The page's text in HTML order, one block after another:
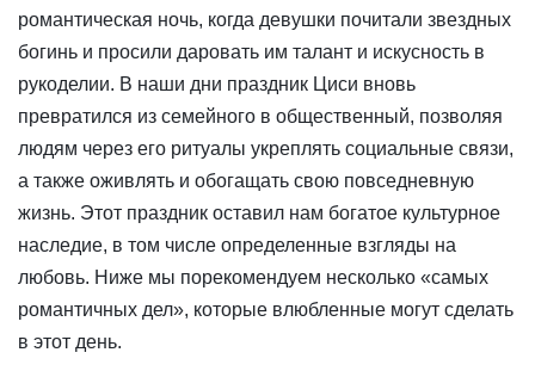
романтическая ночь, когда девушки почитали звездных
богинь и просили даровать им талант и искусность в
рукоделии. В наши дни праздник Циси вновь
превратился из семейного в общественный, позволяя
людям через его ритуалы укреплять социальные связи,
а также оживлять и обогащать свою повседневную
жизнь. Этот праздник оставил нам богатое культурное
наследие, в том числе определенные взгляды на
любовь. Ниже мы порекомендуем несколько «самых
романтичных дел», которые влюбленные могут сделать
в этот день.